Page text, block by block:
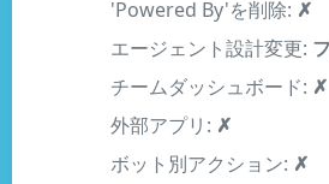
エージェント設計変更:
チームダッシュボード: ✗
外部アプリ:✗
ボット別アクション:
音声メッセージ:✗